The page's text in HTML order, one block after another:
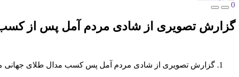
0
گزارش تصویری از شادی مردم آمل پس از
گزارش تصویری از شادی مردم آمل پس کسب مدال طلای جهانی